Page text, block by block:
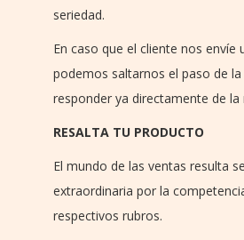
seriedad.
En caso que el cliente nos envíe
podemos saltarnos el paso de
responder ya directamente de la
RESALTA TU PRODUCTO
El mundo de las ventas resulta
extraordinaria por la
respectivos rubros.